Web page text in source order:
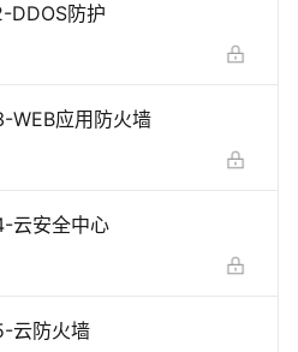
DDOS防护
WEB应用防火墙
云安全中心
云防火墙